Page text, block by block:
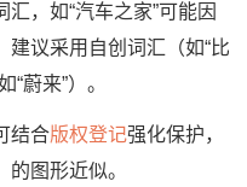
，如“汽车之家”可能因
议采用自创词汇（如“比
蔚来”）。
结合版权登记强化保护，
图形近似。